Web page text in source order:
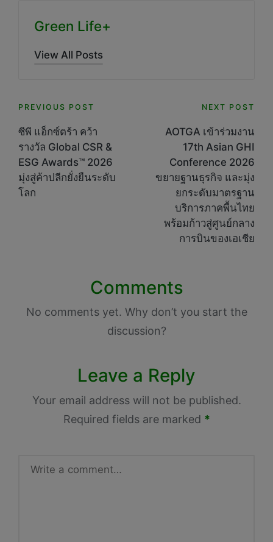
Green Life+
View All Posts
Post
navigation
PREVIOUS POST
ซีพี แอ็กซ์ตร้า คว้า
รางวัล Global CSR &
ESG Awards™ 2026
มุ่งสู่ค้าปลีกยั่งยืนระดับ
โลก
NEXT POST
AOTGA เข้าร่วมงาน
17th Asian GHI
Conference 2026
ขยายฐานธุรกิจ และมุ่ง
ยกระดับมาตรฐาน
บริการภาคพื้นไทย
พร้อมก้าวสู่ศูนย์กลาง
การบินของเอเชีย
Comments
No comments yet. Why don’t you start the
discussion?
Leave a Reply
Your email address will not be published.
Required fields are marked *